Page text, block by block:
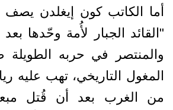
أما الكاتب كون إيغلدن يصف
"القائد الجبار لأُمة وحّدها
والمنتصر في حربه
المغول التاريخي، تهب عليه
من الغرب بعد أن قُتل